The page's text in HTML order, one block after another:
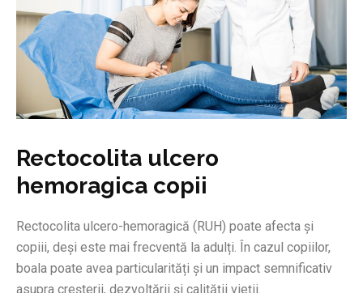
Rectocolita ulcero
hemoragica copii
Rectocolita ulcero-hemoragică (RUH) poate afecta și
copiii, deși este mai frecventă la adulți. În cazul copiilor,
boala poate avea particularități și un impact semnificativ
asupra creșterii, dezvoltării și calității vieții.